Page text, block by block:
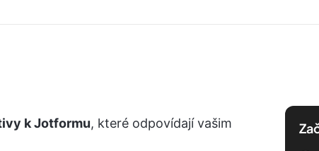
k Jotformu, které odpovídají vašim